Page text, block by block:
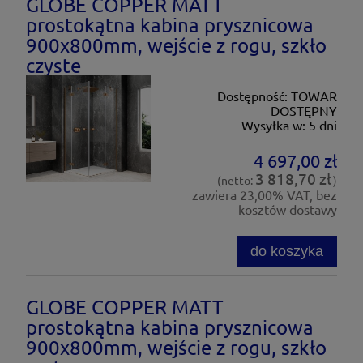
prostokątna kabina prysznicowa
900x800mm, wejście z rogu, szkło
czyste
Dostępność: TOWAR
DOSTĘPNY
Wysyłka w: 5 dni
4 697,00 zł
(netto: 3 818,70 zł)
zawiera 23,00% VAT, bez
kosztów dostawy
do koszyka
GLOBE COPPER MATT
prostokątna kabina prysznicowa
900x800mm, wejście z rogu, szkło